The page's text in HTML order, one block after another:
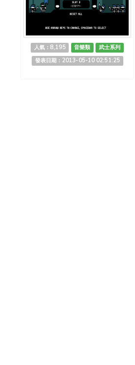
人氣：8,195 音樂類
武士系列
發表日期：2013-05-10 02:51:25